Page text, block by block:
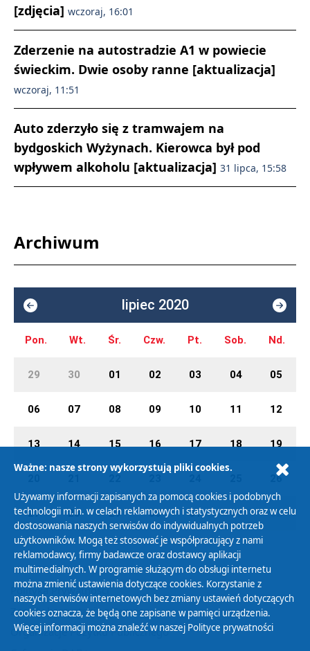
[zdjęcia] wczoraj, 16:01
Zderzenie na autostradzie A1 w powiecie
świeckim. Dwie osoby ranne [aktualizacja]
wczoraj, 11:51
Auto zderzyło się z tramwajem na
bydgoskich Wyżynach. Kierowca był pod
wpływem alkoholu [aktualizacja] 31 lipca, 15:58
Archiwum
lipiec 2020
Pon. Wt. Śr. Czw. Pt. Sob. Nd.
29 30 01 02 03 04 05
06 07 08 09 10 11 12
13 14 15 16 17 18 19
26
27 28 29 30 31 01 02
Polityka Prywatności
Zasady korzystania z Serwisu
Organizacje Pożytku Publicznego
Ważne: nasze strony wykorzystują pliki cookies.
Używamy informacji zapisanych za pomocą cookies i podobnych
technologii m.in. w celach reklamowych i statystycznych oraz w celu
dostosowania naszych serwisów do indywidualnych potrzeb
użytkowników. Mogą też stosować je współpracujący z nami
reklamodawcy, firmy badawcze oraz dostawcy aplikacji
multimedialnych. W programie służącym do obsługi internetu
można zmienić ustawienia dotyczące cookies. Korzystanie z
naszych serwisów internetowych bez zmiany ustawień dotyczących
cookies oznacza, że będą one zapisane w pamięci urządzenia.
Więcej informacji można znaleźć w naszej Polityce prywatności